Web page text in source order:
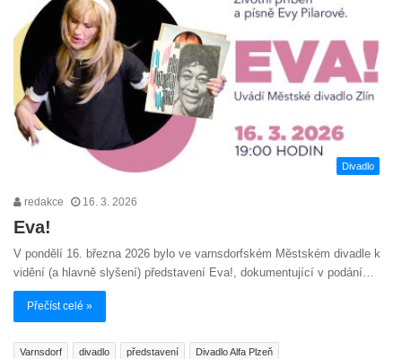
Divadlo
redakce 16. 3. 2026
Eva!
V pondělí 16. března 2026 bylo ve varnsdorfském Městském divadle k
vidění (a hlavně slyšení) představení Eva!, dokumentující v podání…
Přečíst celé »
Varnsdorf divadlo představení Divadlo Alfa Plzeň